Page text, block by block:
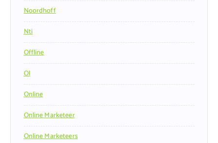
Noordhoff
Nti
Offline
Ol
Online
Online Marketeer
Online Marketeers